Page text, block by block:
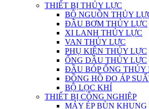
THIẾT BỊ THỦY LỰC
BỘ NGUỒN THỦY
ĐẦU BƠM THỦY LỰC
XI LANH THỦY LỰC
VAN THỦY LỰC
PHỤ KIỆN THỦY LỰC
ỐNG DẦU THỦY LỰC
ĐẦU BÓP ỐNG THỦY
ĐỒNG HỒ ĐO ÁP
BỘ LỌC KHÍ
THIẾT BỊ CÔNG NGHIỆP
MÁY ÉP BÙN KHUNG